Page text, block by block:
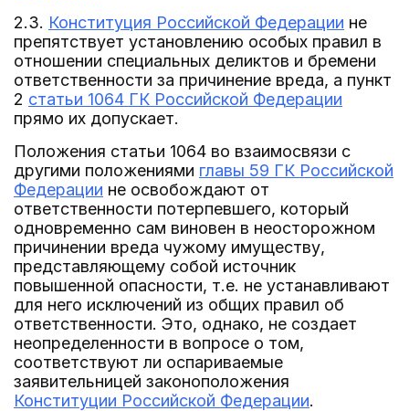
2.3. Конституция Российской Федерации не
препятствует установлению особых правил в
отношении специальных деликтов и бремени
ответственности за причинение вреда, а пункт
2 статьи 1064 ГК Российской Федерации
прямо их допускает.
Положения статьи 1064 во взаимосвязи с
другими положениями главы 59 ГК Российской
Федерации не освобождают от
ответственности потерпевшего, который
одновременно сам виновен в неосторожном
причинении вреда чужому имуществу,
представляющему собой источник
повышенной опасности, т.е. не устанавливают
для него исключений из общих правил об
ответственности. Это, однако, не создает
неопределенности в вопросе о том,
соответствуют ли оспариваемые
заявительницей законоположения
Конституции Российской Федерации.